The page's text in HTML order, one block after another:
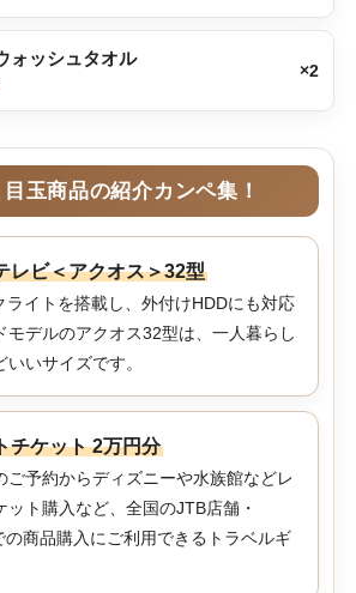
ォッシュタオル
×2
玉商品の紹介カンペ集！
レビ＜アクオス＞32型
ライトを搭載し、外付けHDDにも対応
モデルのアクオス32型は、一人暮らし
いサイズです。
チケット 2万円分
ご予約からディズニーや水族館などレ
ット購入など、全国のJTB店舗・
商品購入にご利用できるトラベルギ